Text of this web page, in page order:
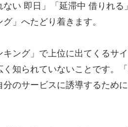
い 即日」「延滞中 借りれ
」へたどり着きます。
ング」で上位に出てくるサ
知られていないことです。
のサービスに誘導するため